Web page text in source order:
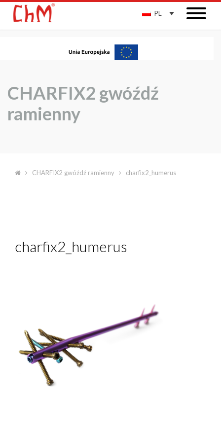
PL
CHARFIX2 gwóźdź
ramienny
CHARFIX2 gwóźdź ramienny charfix2_humerus
charfix2_humerus